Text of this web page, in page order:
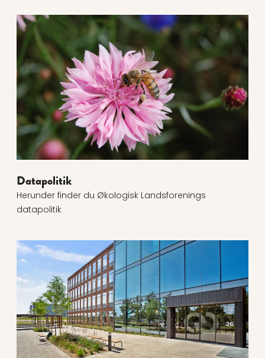
Læs mere om Datapolitik
Datapolitik
Herunder finder du Økologisk Landsforenings
datapolitik
Læs mere om Min side